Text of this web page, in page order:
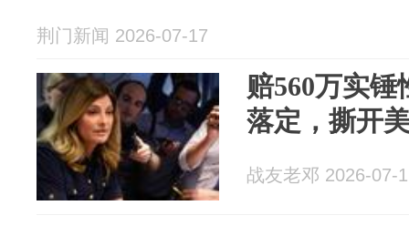
荆门新闻 2026-07-17
赔560万实
落定，撕开
战友老邓 2026-07-